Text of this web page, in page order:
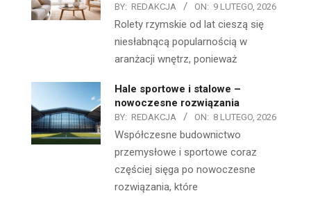
BY: REDAKCJA ON: 9 LUTEGO, 2026
Rolety rzymskie od lat cieszą się
niesłabnącą popularnością w
aranżacji wnętrz, ponieważ
Hale sportowe i stalowe –
nowoczesne rozwiązania
BY: REDAKCJA ON: 8 LUTEGO, 2026
Współczesne budownictwo
przemysłowe i sportowe coraz
częściej sięga po nowoczesne
rozwiązania, które